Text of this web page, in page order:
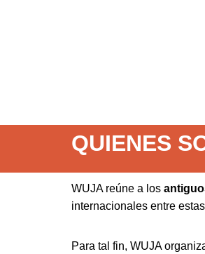
QUIENES
WUJA reúne a los
internacionales entre
Para tal fin, WUJA